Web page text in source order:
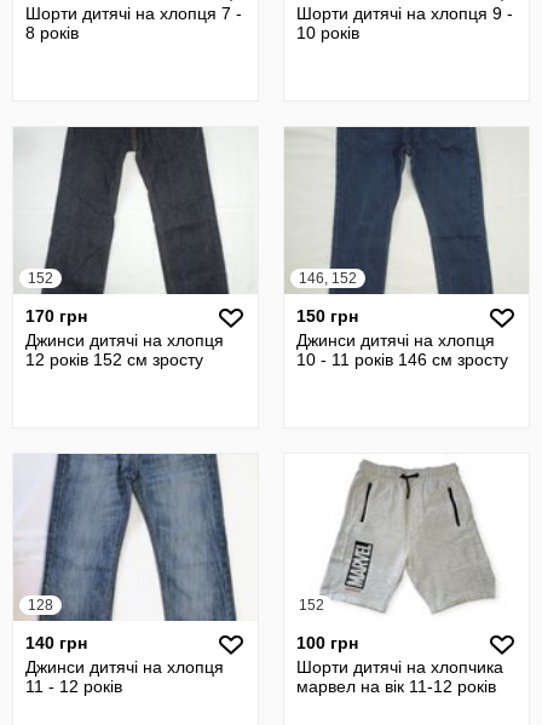
Шорти дитячі на хлопця 7 -
8 років
Шорти дитячі на хлопця 9 -
10 років
152
170 грн
Джинси дитячі на хлопця
12 років 152 см зросту
146, 152
150 грн
Джинси дитячі на хлопця
10 - 11 років 146 см зросту
128
140 грн
Джинси дитячі на хлопця
11 - 12 років
152
100 грн
Шорти дитячі на хлопчика
марвел на вік 11-12 років